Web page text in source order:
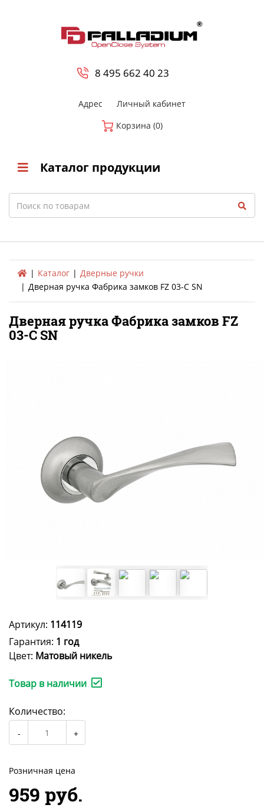
8 495 662 40 23
Адрес
Личный кабинет
Корзина (0)
Каталог продукции
Search
Каталог
Дверные ручки
Дверная ручка Фабрика замков FZ 03-C SN
Дверная ручка Фабрика замков FZ
03-C SN
Артикул: 114119
Гарантия: 1 год
Цвет: Матовый никель
Товар в наличии
Количество:
Розничная цена
959 руб.